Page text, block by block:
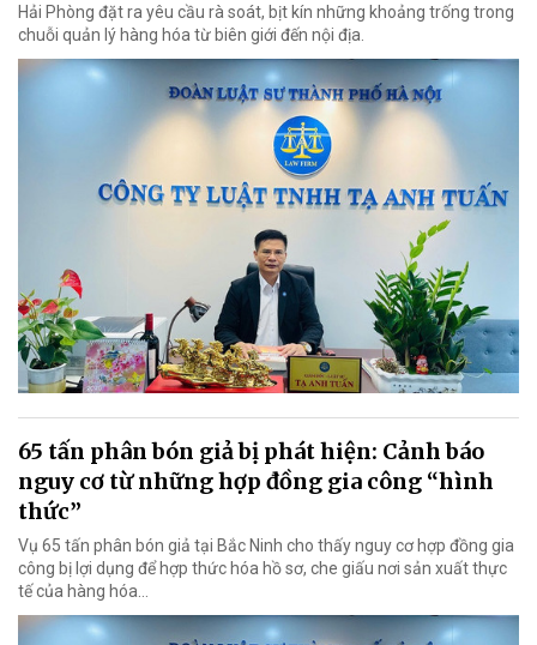
Hải Phòng đặt ra yêu cầu rà soát, bịt kín những khoảng trống trong
chuỗi quản lý hàng hóa từ biên giới đến nội địa.
65 tấn phân bón giả bị phát hiện: Cảnh báo
nguy cơ từ những hợp đồng gia công “hình
thức”
Vụ 65 tấn phân bón giả tại Bắc Ninh cho thấy nguy cơ hợp đồng gia
công bị lợi dụng để hợp thức hóa hồ sơ, che giấu nơi sản xuất thực
tế của hàng hóa…